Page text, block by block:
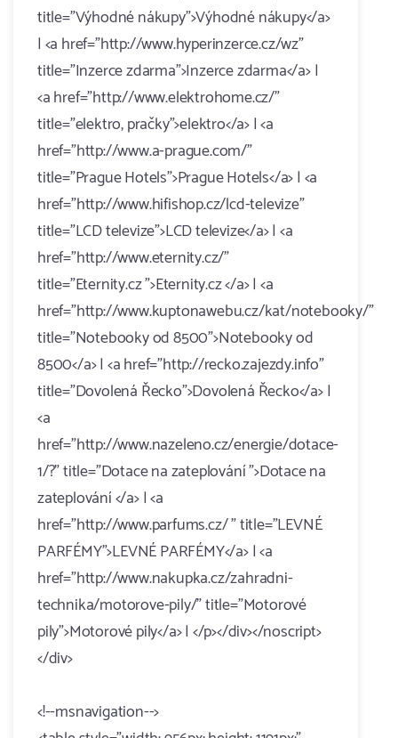
title="Výhodné nákupy">Výhodné nákupy</a>
| <a href="http://www.hyperinzerce.cz/wz"
title="Inzerce zdarma">Inzerce zdarma</a> |
<a href="http://www.elektrohome.cz/"
title="elektro, pračky">elektro</a> | <a
href="http://www.a-prague.com/"
title="Prague Hotels">Prague Hotels</a> | <a
href="http://www.hifishop.cz/lcd-televize"
title="LCD televize">LCD televize</a> | <a
href="http://www.eternity.cz/"
title="Eternity.cz ">Eternity.cz </a> | <a
href="http://www.kuptonawebu.cz/kat/notebooky/"
title="Notebooky od 8500">Notebooky od
8500</a> | <a href="http://recko.zajezdy.info"
title="Dovolená Řecko">Dovolená Řecko</a> |
<a
href="http://www.nazeleno.cz/energie/dotace-
1/?" title="Dotace na zateplování ">Dotace na
zateplování </a> | <a
href="http://www.parfums.cz/ " title="LEVNÉ
PARFÉMY">LEVNÉ PARFÉMY</a> | <a
href="http://www.nakupka.cz/zahradni-
technika/motorove-pily/" title="Motorové
pily">Motorové pily</a> | </p></div></noscript>
</div>
<!--msnavigation-->